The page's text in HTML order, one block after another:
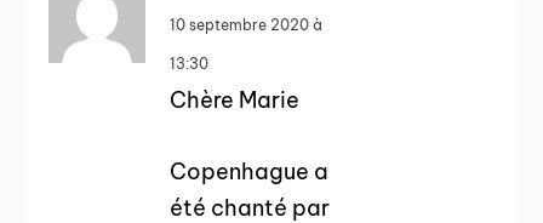
10 septembre 2020 à
13:30
Chère Marie
Copenhague a
été chanté par